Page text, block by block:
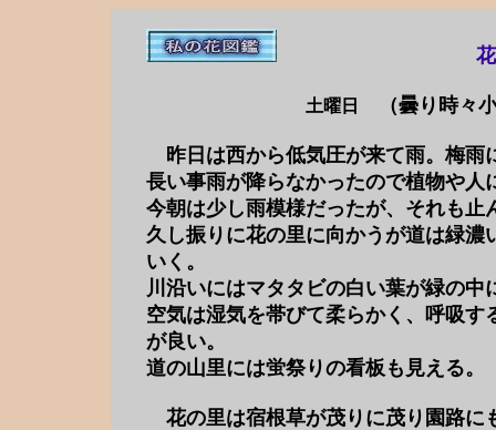
花の里
土曜日 （曇り時
昨日は西から低気圧が来て雨。梅雨
長い事雨が降らなかったので植物や
今朝は少し雨模様だったが、それも止
久し振りに花の里に向かうが道は緑
いく。
川沿いにはマタタビの白い葉が緑の中
空気は湿気を帯びて柔らかく、呼吸
が良い。
道の山里には蛍祭りの看板も見える。
花の里は宿根草が茂りに茂り園路に